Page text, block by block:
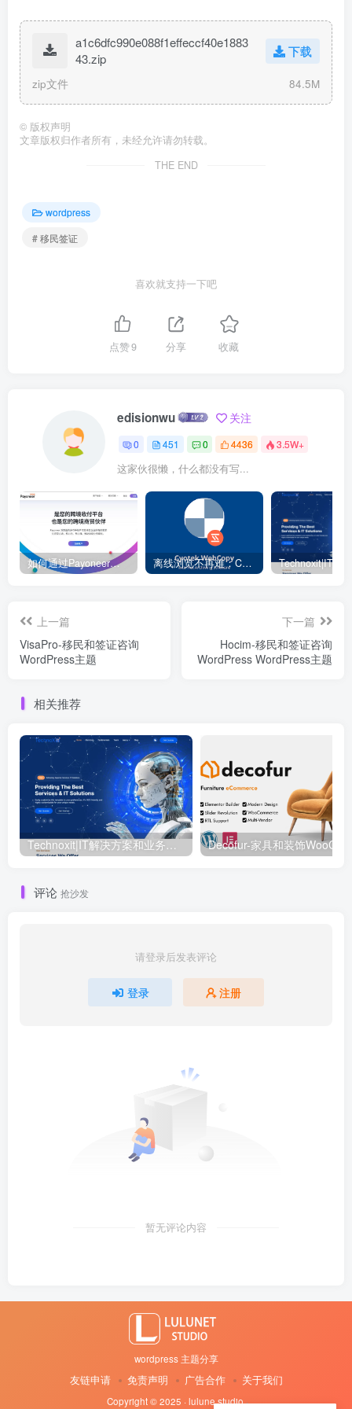
a1c6dfc990e088f1effeccf40e1883
43.zip
下载
zip文件 84.5M
© 版权声明
文章版权归作者所有，未经允许请勿转载。
THE END
wordpress
# 移民签证
喜欢就支持一下吧
点赞9 分享 收藏
edisionwu 关注
0 451 0 4436 3.5W+
这家伙很懒，什么都没有写...
如何通过Payoneer派安盈转账？ – 电商独立站 离线浏览不再难：Cyotek WebCopy 助你轻松下载整站
上一篇
VisaPro-移民和签证咨询
WordPress主题
下一篇
Hocim-移民和签证咨询
WordPress WordPress主题
相关推荐
Technoxit|IT解决方案和业务服务多用途响应式WordPress主题
评论 抢沙发
请登录后发表评论
登录 注册
暂无评论内容
wordpress 主题分享
友链申请 免责声明 广告合作 关于我们
Copyright © 2025 · lulune studio·